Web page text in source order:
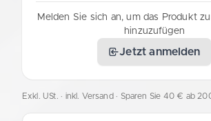
Melden Sie sich an, um das Produkt
hinzuzufügen
Jetzt anmelden
Exkl. USt. · inkl. Versand · Sparen Sie 40 € ab